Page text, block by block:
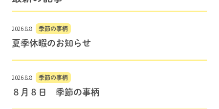
2026.8.8 季節の事柄
夏季休暇のお知らせ
2026.8.8 季節の事柄
８月８日 季節の事柄